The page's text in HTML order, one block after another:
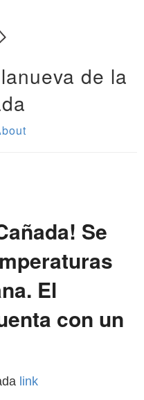
de la
Se
El
con un
link